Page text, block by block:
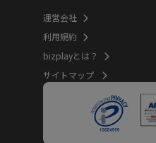
運営会社
利用規約
bizplayとは？
サイトマップ